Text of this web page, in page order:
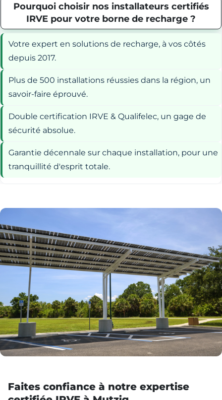
Pourquoi choisir nos installateurs certifiés
IRVE pour votre borne de recharge ?
Votre expert en solutions de recharge, à vos côtés
depuis 2017.
Plus de 500 installations réussies dans la région, un
savoir-faire éprouvé.
Double certification IRVE & Qualifelec, un gage de
sécurité absolue.
Garantie décennale sur chaque installation, pour une
tranquillité d'esprit totale.
Faites confiance à notre expertise